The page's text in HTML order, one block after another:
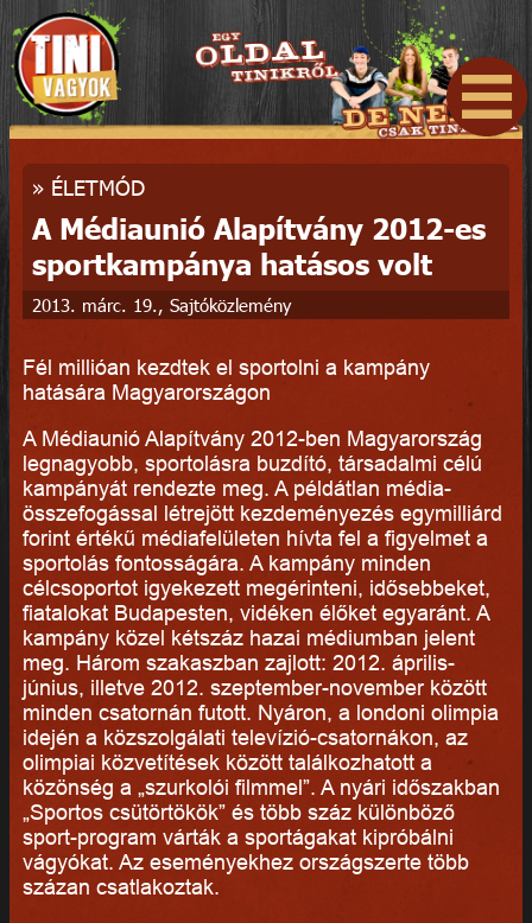
» ÉLETMÓD
A Médiaunió Alapítvány 2012-es
sportkampánya hatásos volt
2013. márc. 19., Sajtóközlemény
Fél millióan kezdtek el sportolni a kampány
hatására Magyarországon
A Médiaunió Alapítvány 2012-ben Magyarország
legnagyobb, sportolásra buzdító, társadalmi célú
kampányát rendezte meg. A példátlan média-
összefogással létrejött kezdeményezés egymilliárd
forint értékű médiafelületen hívta fel a figyelmet a
sportolás fontosságára. A kampány minden
célcsoportot igyekezett megérinteni, idősebbeket,
fiatalokat Budapesten, vidéken élőket egyaránt. A
kampány közel kétszáz hazai médiumban jelent
meg. Három szakaszban zajlott: 2012. április-
június, illetve 2012. szeptember-november között
minden csatornán futott. Nyáron, a londoni olimpia
idején a közszolgálati televízió-csatornákon, az
olimpiai közvetítések között találkozhatott a
közönség a „szurkolói filmmel”. A nyári időszakban
„Sportos csütörtökök” és több száz különböző
sport-program várták a sportágakat kipróbálni
vágyókat. Az eseményekhez országszerte több
százan csatlakoztak.